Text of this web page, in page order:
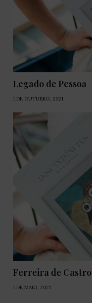
Legado de Pessoa
1 DE OUTUBRO, 2021
Ferreira de Castro
1 DE MAIO, 2021